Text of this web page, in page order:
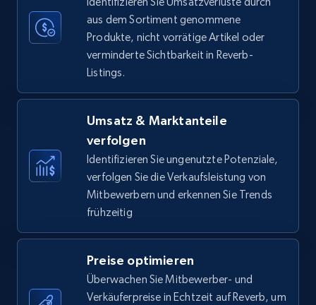
rating object, Product rating max, Rating,
Author name, Asin, and more.
7.4K+ 871+ Jetzt anfangen
Specifications, Image urls, Top reviews, and
aus dem Sortiment genommene
Produkte, nicht vorrätige Artikel oder
verminderte Sichtbarkeit in Reverb-
Listings.
Umsatz & Marktanteile
verfolgen
Identifizieren Sie ungenutzte Potenziale,
verfolgen Sie die Verkaufsleistung von
Mitbewerbern und erkennen Sie Trends
frühzeitig
Preise optimieren
Überwachen Sie Mitbewerber- und
Verkäuferpreise in Echtzeit auf Reverb, um